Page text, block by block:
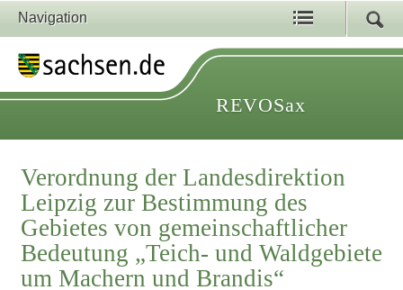
Navigation
REVOSax
Verordnung der Landesdirektion
Leipzig zur Bestimmung des
Gebietes von gemeinschaftlicher
Bedeutung „Teich- und Waldgebiete
um Machern und Brandis“